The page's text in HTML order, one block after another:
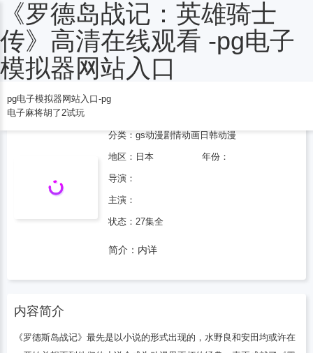
《罗德岛战记：英雄骑士
传》高清在线观看 -pg电子
模拟器网站入口
pg电子模拟器网站入口-pg
电子麻将胡了2试玩
麻将胡了2试玩
分类： gs动漫剧情动画 日韩动漫
地区： 日本 年份：
导演：
主演：
状态：27集全
简介：内详
内容简介
《罗德斯岛战记》最先是以小说的形式出现的，水野良和安田均或许在